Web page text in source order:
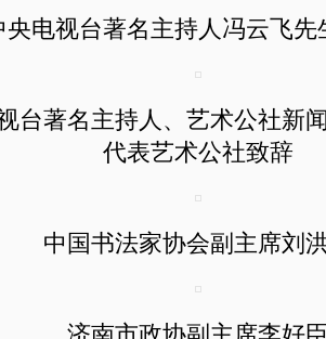
视台著名主持人冯云飞先
著名主持人、艺术公社新
代表艺术公社致辞
中国书法家协会副主席刘